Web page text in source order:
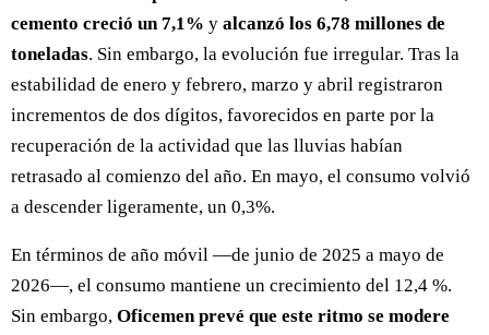
cemento creció un 7,1% y alcanzó los 6,78 millones de
toneladas. Sin embargo, la evolución fue irregular. Tras la
estabilidad de enero y febrero, marzo y abril registraron
incrementos de dos dígitos, favorecidos en parte por la
recuperación de la actividad que las lluvias habían
retrasado al comienzo del año. En mayo, el consumo volvió
a descender ligeramente, un 0,3%.
En términos de año móvil —de junio de 2025 a mayo de
2026—, el consumo mantiene un crecimiento del 12,4 %.
Sin embargo, Oficemen prevé que este ritmo se modere